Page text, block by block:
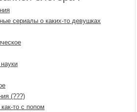
сериалы о каких-то девушках
(???)
то с попом